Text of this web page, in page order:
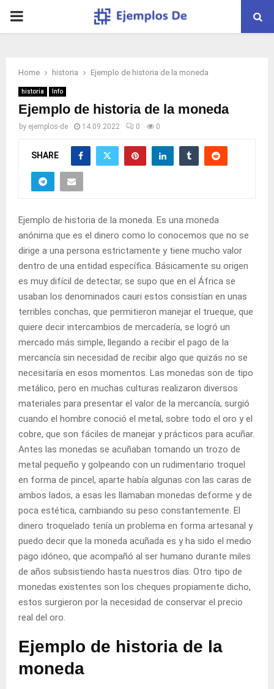
PRIMARY
Home historia Ejemplo de historia de la moneda
historia Info
Ejemplo de historia de la moneda
by ejemplos-de 14.09.2022 0 0
SHARE
Ejemplo de historia de la moneda. Es una moneda
anónima que es el dinero como lo conocemos que no se
dirige a una persona estrictamente y tiene mucho valor
dentro de una entidad específica. Básicamente su origen
es muy difícil de detectar, se supo que en el África se
usaban los denominados cauri estos consistían en unas
terribles conchas, que permitieron manejar el trueque, que
quiere decir intercambios de mercadería, se logró un
mercado más simple, llegando a recibir el pago de la
mercancía sin necesidad de recibir algo que quizás no se
necesitaría en esos momentos. Las monedas son de tipo
metálico, pero en muchas culturas realizaron diversos
materiales para presentar el valor de la mercancía, surgió
cuando el hombre conoció el metal, sobre todo el oro y el
cobre, que son fáciles de manejar y prácticos para acuñar.
Antes las monedas se acuñaban tomando un trozo de
metal pequeño y golpeando con un rudimentario troquel
en forma de pincel, aparte había algunas con las caras de
ambos lados, a esas les llamaban monedas deforme y de
poca estética, cambiando su peso constantemente. El
dinero troquelado tenía un problema en forma artesanal y
puedo decir que la moneda acuñada es y ha sido el medio
pago idóneo, que acompañó al ser humano durante miles
de años subsistiendo hasta nuestros días. Otro tipo de
monedas existentes son los cheques propiamente dicho,
estos surgieron por la necesidad de conservar el precio
real del oro.
Ejemplo de historia de la
moneda